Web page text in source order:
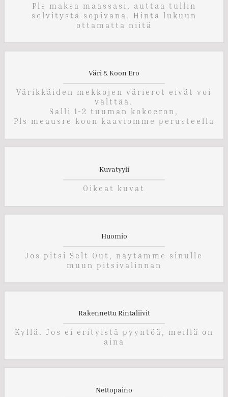
Pls maksa maassasi, auttaa tullin
selvitystä sopivana. Hinta lukuun
ottamatta niitä
Väri & Koon Ero
Värikkäiden mekkojen värierot eivät voi
välttää.
Salli 1-2 tuuman kokoeron,
Pls meausre koon kaaviomme perusteella
Kuvatyyli
Oikeat kuvat
Huomio
Jos pitsi Selt Out, näytämme sinulle
muun pitsivalinnan
Rakennettu Rintaliivit
Kyllä. Jos ei erityistä pyyntöä, meillä on
aina
Nettopaino